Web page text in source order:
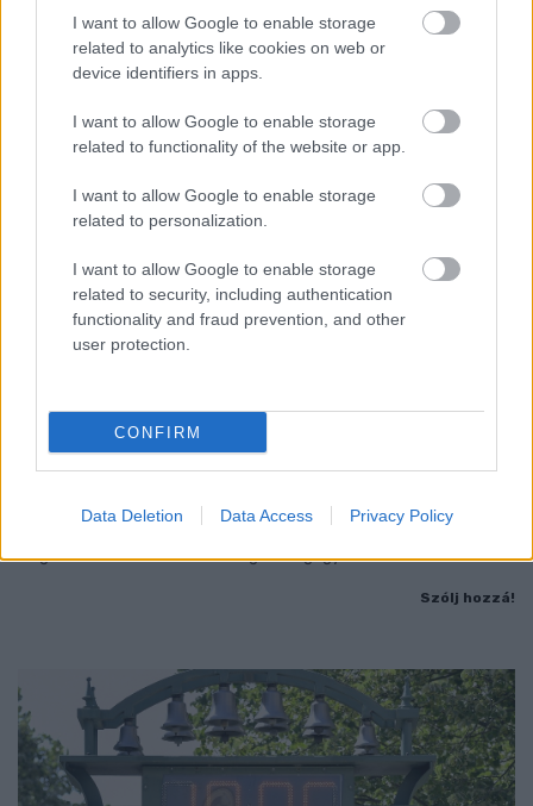
I want to allow Google to enable storage
related to analytics like cookies on web or
device identifiers in apps.
I want to allow Google to enable storage
related to functionality of the website or app.
I want to allow Google to enable storage
related to personalization.
I want to allow Google to enable storage
related to security, including authentication
functionality and fraud prevention, and other
user protection.
CONFIRM
Data Deletion Data Access Privacy Policy
az átkelőt, az autóbuszok is visszatérnek eredeti útvonalukra.
MEGHIBÁSODOTT TRANSZFORMÁTORT
Megkezdték az elhalasztott egészségügyi ellátásokat.
Szólj hozzá!